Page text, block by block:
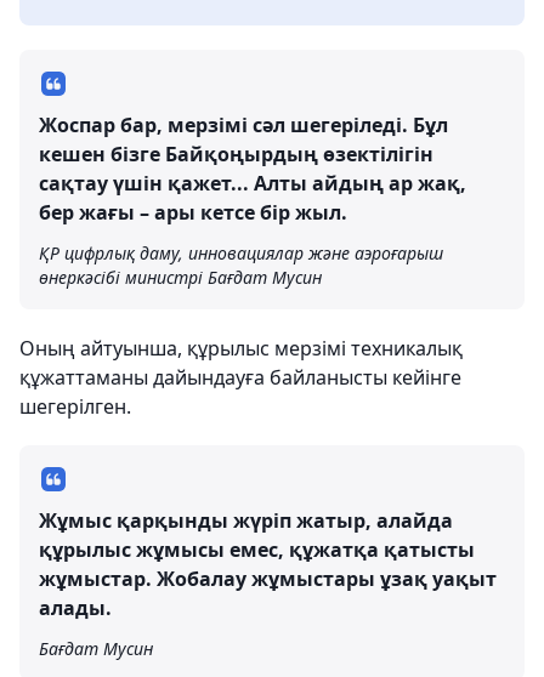
Жоспар бар, мерзімі сәл шегеріледі. Бұл
кешен бізге Байқоңырдың өзектілігін
сақтау үшін қажет... Алты айдың ар жақ,
бер жағы – ары кетсе бір жыл.
ҚР цифрлық даму, инновациялар және аэроғарыш
өнеркәсібі министрі Бағдат Мусин
Оның айтуынша, құрылыс мерзімі техникалық
құжаттаманы дайындауға байланысты кейінге
шегерілген.
Жұмыс қарқынды жүріп жатыр, алайда
құрылыс жұмысы емес, құжатқа қатысты
жұмыстар. Жобалау жұмыстары ұзақ уақыт
алады.
Бағдат Мусин